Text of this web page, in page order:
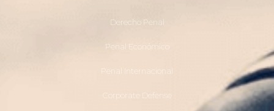
Derecho Penal
Penal Económico
Penal Internacional
Corporate Defense